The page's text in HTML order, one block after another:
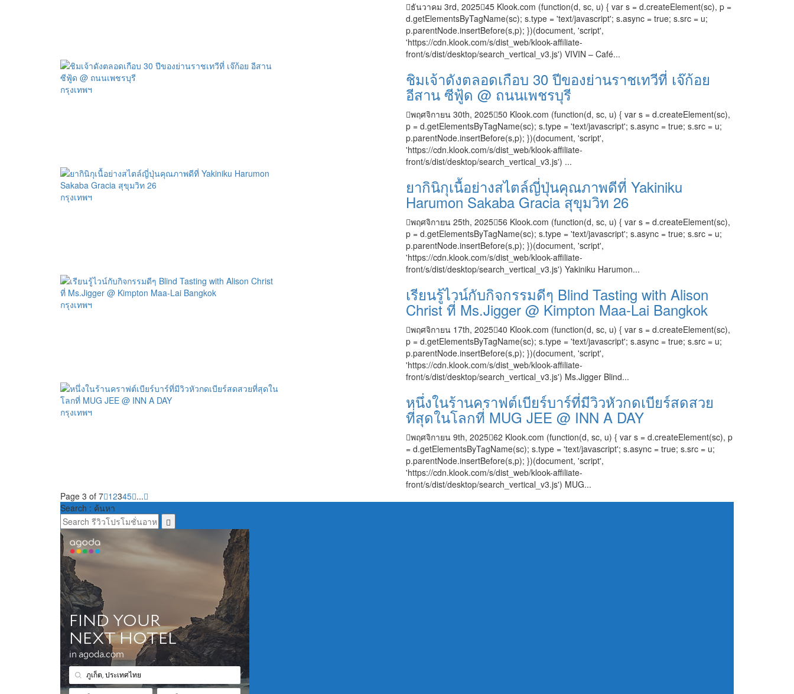
ธันวาคม 3rd, 2025 45 Klook.com (function(d, sc, u) { var s = d.createElement(sc), p =
d.getElementsByTagName(sc); s.type = 'text/javascript'; s.async = true; s.src = u;
p.parentNode.insertBefore(s,p); })(document, 'script',
'https://cdn.klook.com/s/dist_web/klook-affiliate-
front/s/dist/desktop/search_vertical_v3.js') VIVIN – Café...
กรุงเทพฯ ชิมเจ้าดังตลอดเกือบ 30 ปีของย่านราชเทวีที่ เจ๊ก้อย
อีสาน ซีฟู้ด @ ถนนเพชรบุรี
พฤศจิกายน 30th, 2025 50 Klook.com (function(d, sc, u) { var s = d.createElement(sc),
p = d.getElementsByTagName(sc); s.type = 'text/javascript'; s.async = true; s.src = u;
p.parentNode.insertBefore(s,p); })(document, 'script',
'https://cdn.klook.com/s/dist_web/klook-affiliate-
front/s/dist/desktop/search_vertical_v3.js') ...
กรุงเทพฯ ยากินิกุเนื้อย่างสไตล์ญี่ปุ่นคุณภาพดีที่ Yakiniku
Harumon Sakaba Gracia สุขุมวิท 26
พฤศจิกายน 25th, 2025 56 Klook.com (function(d, sc, u) { var s = d.createElement(sc),
p = d.getElementsByTagName(sc); s.type = 'text/javascript'; s.async = true; s.src = u;
p.parentNode.insertBefore(s,p); })(document, 'script',
'https://cdn.klook.com/s/dist_web/klook-affiliate-
front/s/dist/desktop/search_vertical_v3.js') Yakiniku Harumon...
กรุงเทพฯ เรียนรู้ไวน์กับกิจกรรมดีๆ Blind Tasting with Alison
Christ ที่ Ms.Jigger @ Kimpton Maa-Lai Bangkok
พฤศจิกายน 17th, 2025 40 Klook.com (function(d, sc, u) { var s = d.createElement(sc),
p = d.getElementsByTagName(sc); s.type = 'text/javascript'; s.async = true; s.src = u;
p.parentNode.insertBefore(s,p); })(document, 'script',
'https://cdn.klook.com/s/dist_web/klook-affiliate-
front/s/dist/desktop/search_vertical_v3.js') Ms.Jigger Blind...
กรุงเทพฯ หนึ่งในร้านคราฟต์เบียร์บาร์ที่มีวิวหัวกดเบียร์สดสวย
ที่สุดในโลกที่ MUG JEE @ INN A DAY
พฤศจิกายน 9th, 2025 62 Klook.com (function(d, sc, u) { var s = d.createElement(sc), p
= d.getElementsByTagName(sc); s.type = 'text/javascript'; s.async = true; s.src = u;
p.parentNode.insertBefore(s,p); })(document, 'script',
'https://cdn.klook.com/s/dist_web/klook-affiliate-
front/s/dist/desktop/search_vertical_v3.js') MUG...
Page 3 of 7 12345 ...
Search : ค้นหา